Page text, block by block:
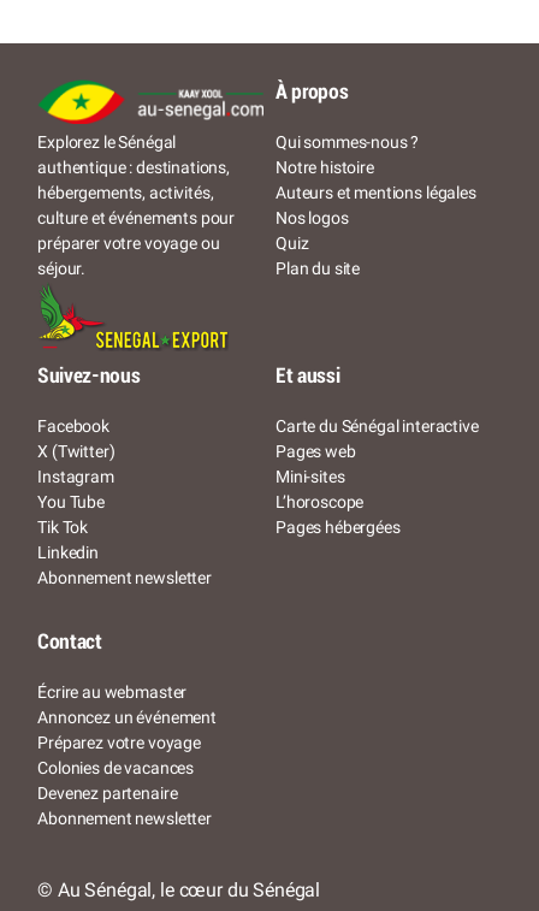
Explorez le Sénégal
authentique : destinations,
hébergements, activités,
culture et événements pour
préparer votre voyage ou
séjour.
À propos
Qui sommes-nous ?
Notre histoire
Auteurs et mentions légales
Nos logos
Quiz
Plan du site
Suivez-nous
Facebook
X (Twitter)
Instagram
You Tube
Tik Tok
Linkedin
Abonnement newsletter
Et aussi
Carte du Sénégal interactive
Pages web
Mini-sites
L’horoscope
Pages hébergées
Contact
Écrire au webmaster
Annoncez un événement
Préparez votre voyage
Colonies de vacances
Devenez partenaire
Abonnement newsletter
© Au Sénégal, le cœur du Sénégal